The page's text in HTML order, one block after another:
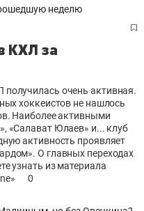
КХЛ за
очень активная.
хоккеистов не нашлось
Наиболее активными
«Салават Юлаев» и... клуб
активность проявляет
О главных переходах
узнать из материала
0